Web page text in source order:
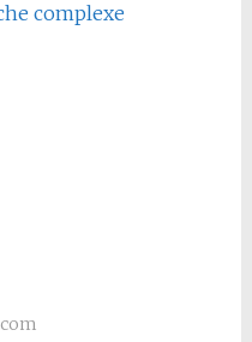
complexe